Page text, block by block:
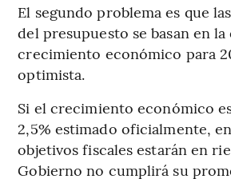
El segundo problema es que
del presupuesto se basan en
crecimiento económico para
optimista.
Si el crecimiento económico
2,5% estimado oficialmente,
objetivos fiscales estarán en
Gobierno no cumplirá su